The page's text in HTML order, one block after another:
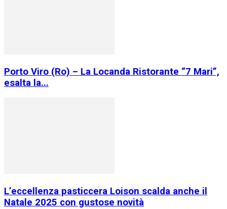
Porto Viro (Ro) – La Locanda Ristorante “7 Mari”,
esalta la...
L’eccellenza pasticcera Loison scalda anche il
Natale 2025 con gustose novità